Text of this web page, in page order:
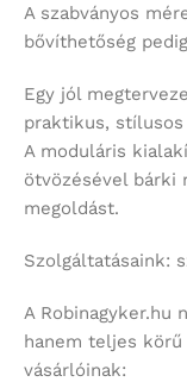
A szabványos
bővíthetőség
Egy jól
praktikus,
A moduláris
ötvözésével bárki
megoldást.
Szolgáltatásaink:
A Robinagyker.hu
hanem teljes
vásárlóinak: